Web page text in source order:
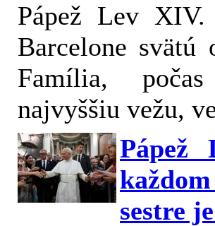
Pápež Lev
Barcelone svätú
Família,
najvyššiu vežu,
Pápež
sestre